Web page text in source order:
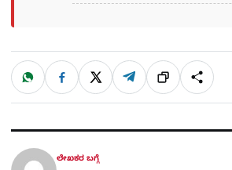
ಹಂಚಿಕೊಳ್ಳಿ
W
a
t
p
F
c
e
o
X T
l
e
a
ಲಿಂ
ಕ್
S
h
a
ಲೇಖಕರ ಬಗ್ಗೆ